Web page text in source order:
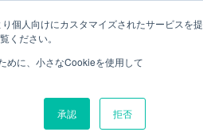
個人向けにカスタマイズされたサービスを提
ください。
めに、小さなCookieを使用して
承認 拒否